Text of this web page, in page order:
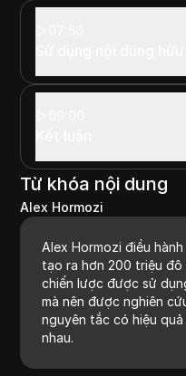
Từ khóa nội dung
Alex Hormozi
Alex Hormozi điều
tạo ra hơn 200 triệu đô
chiến lược được sử
mà nên được nghiên
nguyên tắc có hiệu
nhau.